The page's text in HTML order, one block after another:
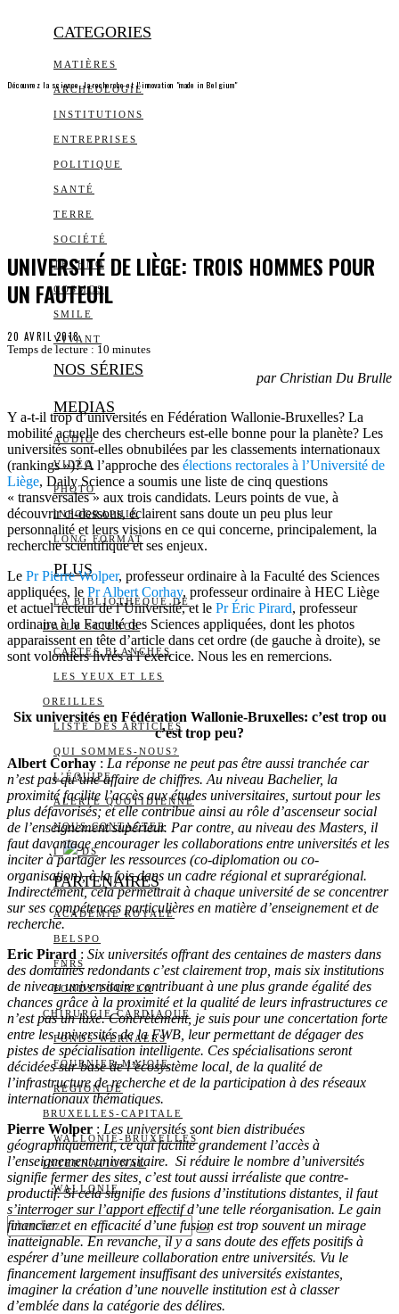
CATEGORIES
MATIÈRES
ARCHEOLOGIE
INSTITUTIONS
ENTREPRISES
POLITIQUE
SANTÉ
TERRE
SOCIÉTÉ
TECHNO
COSMOS
SMILE
VIVANT
NOS SÉRIES
MEDIAS
AUDIO
VIDÉO
PHOTO
INFOGRAPHIE
LONG FORMAT
PLUS
LA BIBLIOTHÈQUE DE
DAILY SCIENCE
CARTES BLANCHES
LES YEUX ET LES
OREILLES
LISTE DES ARTICLES
QUI SOMMES-NOUS?
L’ÉQUIPE
ALERTE QUOTIDIENNE
NOUS CONTACTER
I DS
PARTENAIRES
ACADÉMIE ROYALE
BELSPO
FNRS
FONDS POUR LA
CHIRURGIE CARDIAQUE
FONDS WERNAERS
FOURNIER-MAJOIE
RÉGION DE
BRUXELLES-CAPITALE
WALLONIE-BRUXELLES
INTERNATIONAL
WALLONIE
Découvrez la science, la recherche et l’innovation "made in Belgium"
UNIVERSITÉ DE LIÈGE: TROIS HOMMES POUR
UN FAUTEUIL
20 AVRIL 2018
Temps de lecture : 10 minutes
par Christian Du Brulle
Y a-t-il trop d’universités en Fédération Wallonie-Bruxelles? La
mobilité actuelle des chercheurs est-elle bonne pour la planète? Les
universités sont-elles obnubilées par les classements internationaux
(rankings »)? A l’approche des élections rectorales à l’Université de
Liège, Daily Science a soumis une liste de cinq questions
« transversales » aux trois candidats. Leurs points de vue, à
découvrir ci-dessous, éclairent sans doute un peu plus leur
personnalité et leurs visions en ce qui concerne, principalement, la
recherche scientifique et ses enjeux.
Le Pr Pierre Wolper, professeur ordinaire à la Faculté des Sciences
appliquées, le Pr Albert Corhay, professeur ordinaire à HEC Liège
et actuel recteur de l’Université, et le Pr Éric Pirard, professeur
ordinaire à la Faculté des Sciences appliquées, dont les photos
apparaissent en tête d’article dans cet ordre (de gauche à droite), se
sont volontiers livrés à l’exercice. Nous les en remercions.
Six universités en Fédération Wallonie-Bruxelles: c’est trop ou
c’est trop peu?
Albert Corhay : La réponse ne peut pas être aussi tranchée car
n’est pas qu’une affaire de chiffres. Au niveau Bachelier, la
proximité facilite l’accès aux études universitaires, surtout pour les
plus défavorisés; et elle contribue ainsi au rôle d’ascenseur social
de l’enseignement supérieur. Par contre, au niveau des Masters, il
faut davantage encourager les collaborations entre universités et les
inciter à partager les ressources (co-diplomation ou co-
organisation), à la fois dans un cadre régional et suprarégional.
Indirectement, cela permettrait à chaque université de se concentrer
sur ses compétences particulières en matière d’enseignement et de
recherche.
Eric Pirard : Six universités offrant des centaines de masters dans
des domaines redondants c’est clairement trop, mais six institutions
de niveau universitaire contribuant à une plus grande égalité des
chances grâce à la proximité et la qualité de leurs infrastructures ce
n’est pas un luxe. Concrètement, je suis pour une concertation forte
entre les universités de la FWB, leur permettant de dégager des
pistes de spécialisation intelligente. Ces spécialisations seront
décidées sur base de l’écosystème local, de la qualité de
l’infrastructure de recherche et de la participation à des réseaux
internationaux thématiques.
Pierre Wolper : Les universités sont bien distribuées
géographiquement, ce qui facilite grandement l’accès à
l’enseignement universitaire. Si réduire le nombre d’universités
signifie fermer des sites, c’est tout aussi irréaliste que contre-
productif. Si cela signifie des fusions d’institutions distantes, il faut
s’interroger sur l’apport effectif d’une telle réorganisation. Le gain
financier et en efficacité d’une fusion est trop souvent un mirage
inatteignable. En revanche, il y a sans doute des effets positifs à
espérer d’une meilleure collaboration entre universités. Vu le
financement largement insuffisant des universités existantes,
imaginer la création d’une nouvelle institution est à classer
d’emblée dans la catégorie des délires.